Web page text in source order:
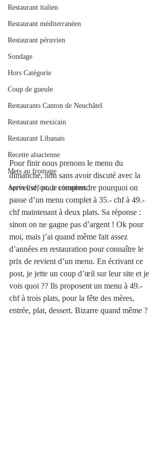
Restaurant italien
Restaurant méditerranéen
Restaurant péruvien
Sondage
Hors Catégorie
Coup de gueule
Restaurants Canton de Neuchâtel
Restaurant mexicain
Restaurant Libanais
Recette alsacienne
Mets au fromage
Après l’effort, le réconfort.
Pour finir nous prenons le menu du
dimanche, non sans avoir discuté avec la
serveuse, pour comprendre pourquoi on
passe d’un menu complet à 35.- chf à 49.-
chf maintenant à deux plats. Sa réponse :
sinon on ne gagne pas d’argent ! Ok pour
moi, mais j’ai quand même fait assez
d’années en restauration pour connaître le
prix de revient d’un menu. En écrivant ce
post, je jette un coup d’œil sur leur site et je
vois quoi ?? Ils proposent un menu à 49.-
chf à trois plats, pour la fête des mères,
entrée, plat, dessert. Bizarre quand même ?